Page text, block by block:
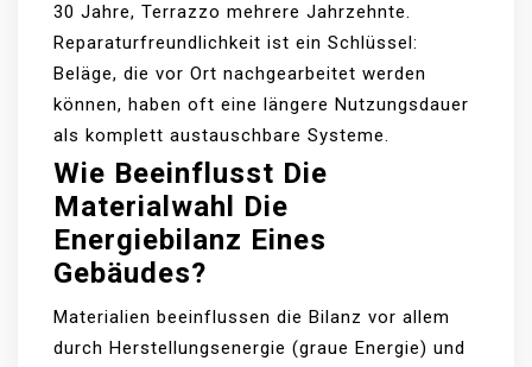
30 Jahre, Terrazzo mehrere Jahrzehnte.
Reparaturfreundlichkeit ist ein Schlüssel:
Beläge, die vor Ort nachgearbeitet werden
können, haben oft eine längere Nutzungsdauer
als komplett austauschbare Systeme.
Wie Beeinflusst Die
Materialwahl Die
Energiebilanz Eines
Gebäudes?
Materialien beeinflussen die Bilanz vor allem
durch Herstellungsenergie (graue Energie) und